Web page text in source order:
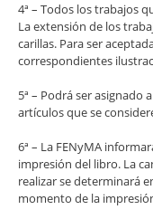
4ª – Todos los trabajos
La extensión de los
carillas. Para ser
correspondientes
5ª – Podrá ser
artículos que se
6ª – La FENyMA
impresión del libro. La
realizar se determinará
momento de la